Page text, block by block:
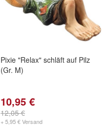
Pixie "Relax" schläft auf Pilz
(Gr. M)
10,95 €
12,05 €
+ 5,95 € Versand